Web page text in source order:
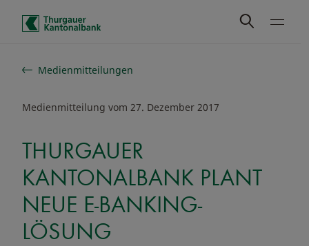
Schnelle Navigation
Medienmitteilungen
Medienmitteilung vom 27. Dezember 2017
THURGAUER
KANTONALBANK PLANT
NEUE E-BANKING-
LÖSUNG